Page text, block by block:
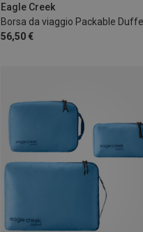
Eagle Creek
Borsa da viaggio Packable
56,50 €